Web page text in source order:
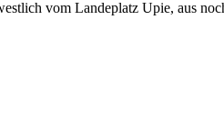
vom Landeplatz Upie, aus